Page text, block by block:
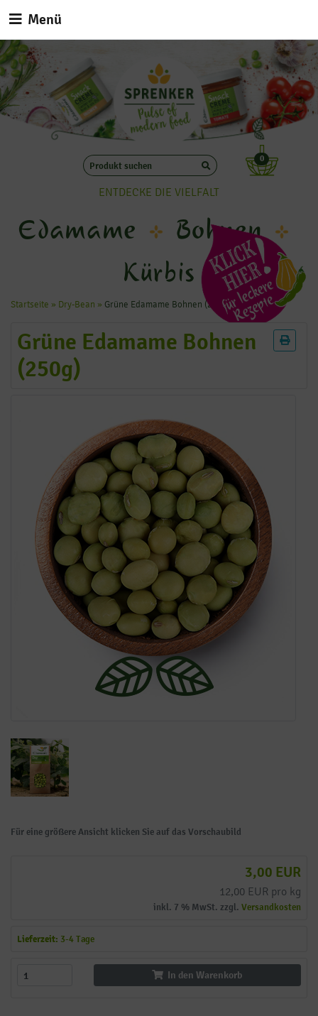
0
ENTDECKE DIE VIELFALT
Edamame
Bohnen
Kürbis
Menü
Startseite » Dry-Bean » Grüne Edamame Bohnen (250g)
Grüne Edamame Bohnen
(250g)
Für eine größere Ansicht klicken Sie auf das Vorschaubild
3,00 EUR
12,00 EUR pro kg
inkl. 7 % MwSt. zzgl. Versandkosten
Lieferzeit: 3-4 Tage
In den Warenkorb